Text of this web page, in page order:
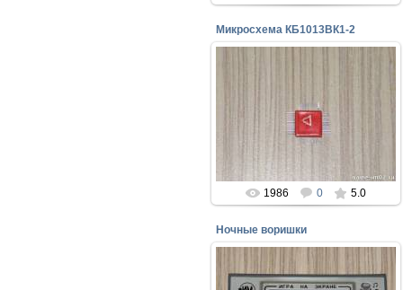
Микросхема КБ1013ВК1-2
четырёх кнопочных игр серии
ЭЛЕКТРОНИКА, без нее не
работает любимая всеми игра
1986 0 5.0
Ночные воришки
23.06.2016